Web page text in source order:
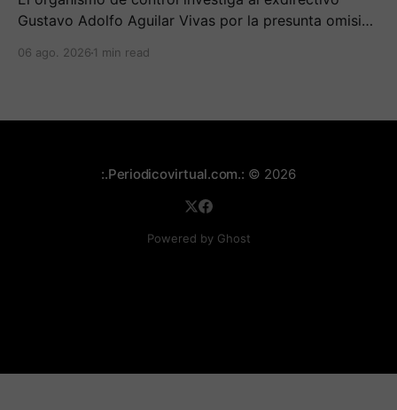
Gustavo Adolfo Aguilar Vivas por la presunta omisión
entre 2020 y 2023.
06 ago. 2026 1 min read
:.Periodicovirtual.com.: © 2026
Powered by Ghost